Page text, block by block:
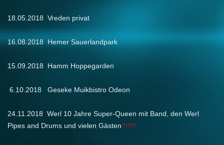
18.05.2018 Vreden privat
16.08.2018 Hemer Sauerlandpark
15.09.2018 Hamm Hoppegarden
6.10.2018 Geseke Muikbistro Odeon
24.11.2018 Werl 10 Jahre Super-Queen mit Band, den Werl
Pipes and Drums und vielen Gästen!!!!!!!